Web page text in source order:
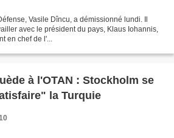
Vasile Dîncu, a démissionné lundi. Il
avec le président du pays, Klaus Iohannis,
en chef de l'...
à l'OTAN : Stockholm se
la Turquie